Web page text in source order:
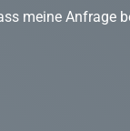
meine Anfrage